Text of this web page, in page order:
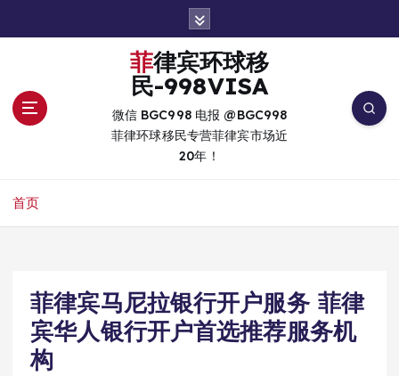
菲律宾环球移
民-998VISA
微信 BGC998 电报 @BGC998
菲律环球移民专营菲律宾市场近
20年！
首页
菲律宾马尼拉银行开户服务 菲律
宾华人银行开户首选推荐服务机
构